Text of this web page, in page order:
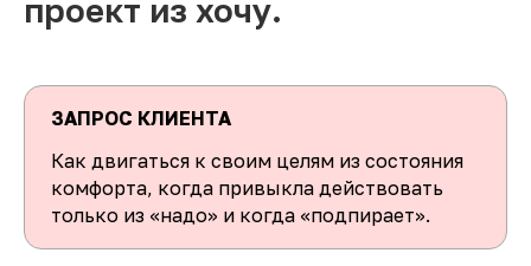
проект из хочу.
ЗАПРОС КЛИЕНТА
Как двигаться к своим целям из состояния
комфорта, когда привыкла действовать
только из «надо» и когда «подпирает».